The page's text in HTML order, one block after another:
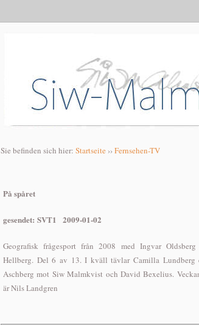
Sie befinden sich hier: Startseite ›› Fernsehen-TV
På spåret
gesendet: SVT1 2009-01-02
Geografisk frågesport från 2008 med Ingvar
Hellberg. Del 6 av 13. I kväll tävlar Camilla Lundberg
Aschberg mot Siw Malmkvist och David Bexelius.
är Nils Landgren